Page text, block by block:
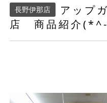
長野伊那店
アップ
店 商品紹介